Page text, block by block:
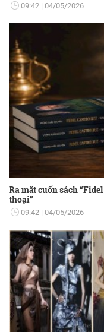
09:42 04/05/2026
Ra mắt cuốn sách
thoại”
09:42 04/05/2026